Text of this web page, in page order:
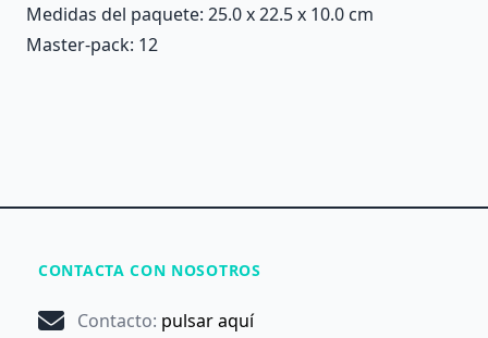
Medidas del paquete: 25.0 x 22.5 x 10.0 cm
Master-pack: 12
CONTACTA CON NOSOTROS
Contacto: pulsar aquí